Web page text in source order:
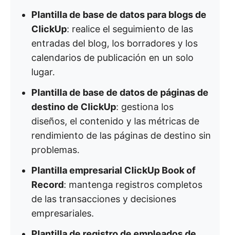
Plantilla de base de datos para blogs de
ClickUp: realice el seguimiento de las
entradas del blog, los borradores y los
calendarios de publicación en un solo
lugar. ​
Plantilla de base de datos de páginas de
destino de ClickUp: gestiona los
diseños, el contenido y las métricas de
rendimiento de las páginas de destino sin
problemas. ​
Plantilla empresarial ClickUp Book of
Record: mantenga registros completos
de las transacciones y decisiones
empresariales. ​